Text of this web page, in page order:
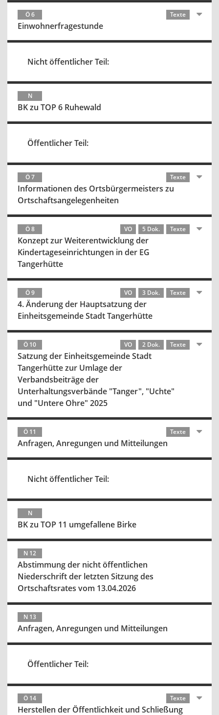
Ö 6 Texte
Einwohnerfragestunde
Nicht öffentlicher Teil:
N
BK zu TOP 6 Ruhewald
Öffentlicher Teil:
Ö 7 Texte
Informationen des Ortsbürgermeisters zu
Ortschaftsangelegenheiten
Ö 8 VO 5 Dok. Texte
Konzept zur Weiterentwicklung der
Kindertageseinrichtungen in der EG
Tangerhütte
Ö 9 VO 3 Dok. Texte
4. Änderung der Hauptsatzung der
Einheitsgemeinde Stadt Tangerhütte
Ö 10 VO 2 Dok. Texte
Satzung der Einheitsgemeinde Stadt
Tangerhütte zur Umlage der
Verbandsbeiträge der
Unterhaltungsverbände "Tanger", "Uchte"
und "Untere Ohre" 2025
Ö 11 Texte
Anfragen, Anregungen und Mitteilungen
Nicht öffentlicher Teil:
N
BK zu TOP 11 umgefallene Birke
N 12
Abstimmung der nicht öffentlichen
Niederschrift der letzten Sitzung des
Ortschaftsrates vom 13.04.2026
N 13
Anfragen, Anregungen und Mitteilungen
Öffentlicher Teil:
Ö 14 Texte
Herstellen der Öffentlichkeit und Schließung